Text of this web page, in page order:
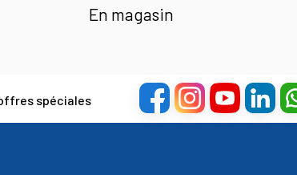
En magasin
spéciales